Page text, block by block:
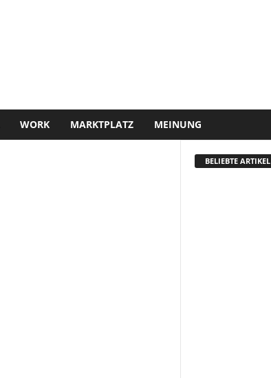
WORK MARKTPLATZ MEINUNG
BELIEBTE ARTIKEL